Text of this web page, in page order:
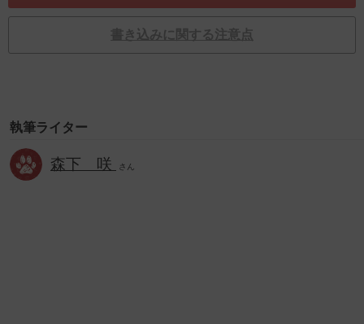
書き込みに関する注意点
執筆ライター
森下 咲 さん